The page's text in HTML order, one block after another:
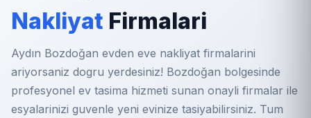
Nakliyat Firmalari
Aydın Bozdoğan evden eve nakliyat firmalarini
ariyorsaniz dogru yerdesiniz! Bozdoğan bolgesinde
profesyonel ev tasima hizmeti sunan onayli firmalar ile
esyalarinizi guvenle yeni evinize tasiyabilirsiniz. Tum